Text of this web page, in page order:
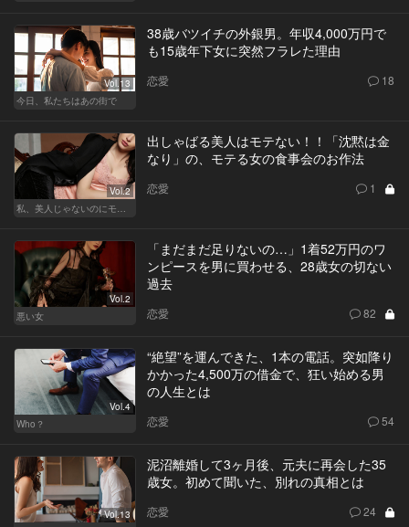
Vol.13
今日、私たちはあの街で
38歳バツイチの外銀男。年収4,000万円で
も15歳年下女に突然フラレた理由
恋愛 18
Vol.2
出しゃばる美人はモテない！！「沈黙は金
なり」の、モテる女の食事会のお作法
恋愛 1
Vol.2
悪い女
「まだまだ足りないの…」1着52万円のワ
ンピースを男に買わせる、28歳女の切ない
過去
恋愛 82
Vol.4
Who？
“絶望”を運んできた、1本の電話。突如降り
かかった4,500万の借金で、狂い始める男
の人生とは
恋愛 54
Vol.13
泥沼離婚して3ヶ月後、元夫に再会した35
歳女。初めて聞いた、別れの真相とは
恋愛 24